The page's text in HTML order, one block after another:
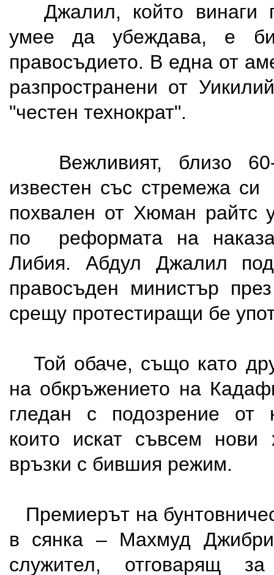
Джалил, който винаги
умее да убеждава, е
правосъдието. В една от
разпространени от
"честен технократ".
Вежливият, близо 60-
известен със стремежа
похвален от Хюман райтс
по реформата на
Либия. Абдул Джалил
правосъден министър
срещу протестиращи бе
Той обаче, също като
на обкръжението на
гледан с подозрение от
които искат съвсем нови
връзки с бившия режим.
Премиерът на
в сянка – Махмуд
служител, отговарящ